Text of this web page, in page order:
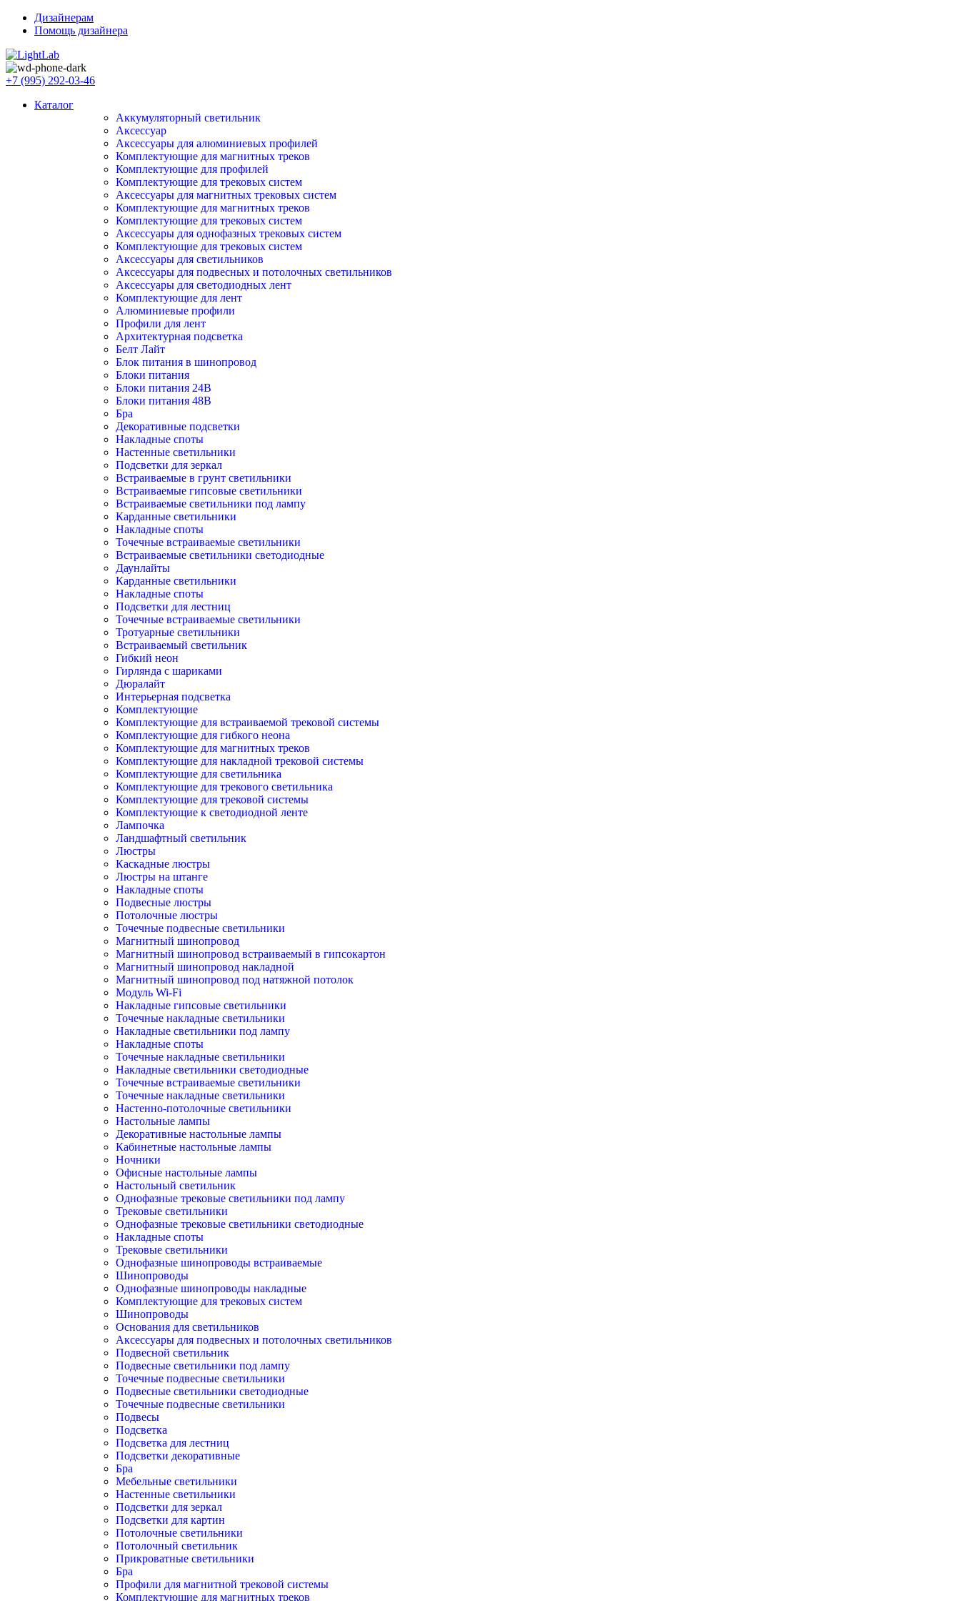
Дизайнерам
Помощь дизайнера
+7 (995) 292-03-46
Каталог
Аккумуляторный светильник
Аксессуар
Аксессуары для алюминиевых профилей
Комплектующие для магнитных треков
Комплектующие для профилей
Комплектующие для трековых систем
Аксессуары для магнитных трековых систем
Комплектующие для магнитных треков
Комплектующие для трековых систем
Аксессуары для однофазных трековых систем
Комплектующие для трековых систем
Аксессуары для светильников
Аксессуары для подвесных и потолочных светильников
Аксессуары для светодиодных лент
Комплектующие для лент
Алюминиевые профили
Профили для лент
Архитектурная подсветка
Белт Лайт
Блок питания в шинопровод
Блоки питания
Блоки питания 24В
Блоки питания 48В
Бра
Декоративные подсветки
Накладные споты
Настенные светильники
Подсветки для зеркал
Встраиваемые в грунт светильники
Встраиваемые гипсовые светильники
Встраиваемые светильники под лампу
Карданные светильники
Накладные споты
Точечные встраиваемые светильники
Встраиваемые светильники светодиодные
Даунлайты
Карданные светильники
Накладные споты
Подсветки для лестниц
Точечные встраиваемые светильники
Тротуарные светильники
Встраиваемый светильник
Гибкий неон
Гирлянда с шариками
Дюралайт
Интерьерная подсветка
Комплектующие
Комплектующие для встраиваемой трековой системы
Комплектующие для гибкого неона
Комплектующие для магнитных треков
Комплектующие для накладной трековой системы
Комплектующие для светильника
Комплектующие для трекового светильника
Комплектующие для трековой системы
Комплектующие к светодиодной ленте
Лампочка
Ландшафтный светильник
Люстры
Каскадные люстры
Люстры на штанге
Накладные споты
Подвесные люстры
Потолочные люстры
Точечные подвесные светильники
Магнитный шинопровод
Магнитный шинопровод встраиваемый в гипсокартон
Магнитный шинопровод накладной
Магнитный шинопровод под натяжной потолок
Модуль Wi-Fi
Накладные гипсовые светильники
Точечные накладные светильники
Накладные светильники под лампу
Накладные споты
Точечные накладные светильники
Накладные светильники светодиодные
Точечные встраиваемые светильники
Точечные накладные светильники
Настенно-потолочные светильники
Настольные лампы
Декоративные настольные лампы
Кабинетные настольные лампы
Ночники
Офисные настольные лампы
Настольный светильник
Однофазные трековые светильники под лампу
Трековые светильники
Однофазные трековые светильники светодиодные
Накладные споты
Трековые светильники
Однофазные шинопроводы встраиваемые
Шинопроводы
Однофазные шинопроводы накладные
Комплектующие для трековых систем
Шинопроводы
Основания для светильников
Аксессуары для подвесных и потолочных светильников
Подвесной светильник
Подвесные светильники под лампу
Точечные подвесные светильники
Подвесные светильники светодиодные
Точечные подвесные светильники
Подвесы
Подсветка
Подсветка для лестниц
Подсветки декоративные
Бра
Мебельные светильники
Настенные светильники
Подсветки для зеркал
Подсветки для картин
Потолочные светильники
Потолочный светильник
Прикроватные светильники
Бра
Профили для магнитной трековой системы
Комплектующие для магнитных треков